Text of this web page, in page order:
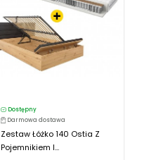
Dostępny
Darmowa dostawa
Zestaw Łóżko 140 Ostia Z
Pojemnikiem I...